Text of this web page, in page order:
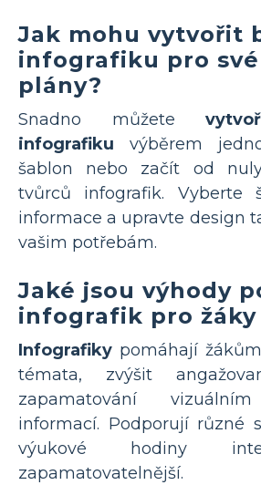
Jak mohu vytvořit
infografiku pro
plány?
Snadno můžete
infografiku výběrem
šablon nebo začít od
tvůrců infografik. Vyberte
informace a upravte design
vašim potřebám.
Jaké jsou výhody
infografik pro žáky
Infografiky pomáhají
témata, zvýšit
zapamatování
informací. Podporují různé
výukové hodiny
zapamatovatelnější.